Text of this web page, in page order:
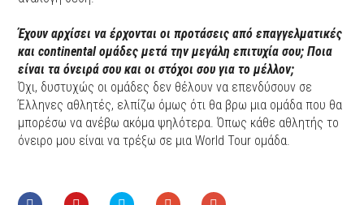
Έχουν αρχίσει να έρχονται οι προτάσεις από επαγγελματικές
και continental ομάδες μετά την μεγάλη επιτυχία σου; Ποια
είναι τα όνειρά σου και οι στόχοι σου για το μέλλον;
Όχι, δυστυχώς οι ομάδες δεν θέλουν να επενδύσουν σε
Έλληνες αθλητές, ελπίζω όμως ότι θα βρω μια ομάδα που θα
μπορέσω να ανέβω ακόμα ψηλότερα. Όπως κάθε αθλητής το
όνειρο μου είναι να τρέξω σε μια World Tour ομάδα.